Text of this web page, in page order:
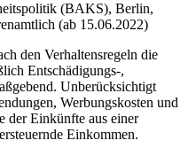
(BAKS), Berlin,
(ab 15.06.2022)
den Verhaltensregeln die
Entschädigungs-,
Unberücksichtigt
Werbungskosten und
der Einkünfte aus einer
Einkommen.